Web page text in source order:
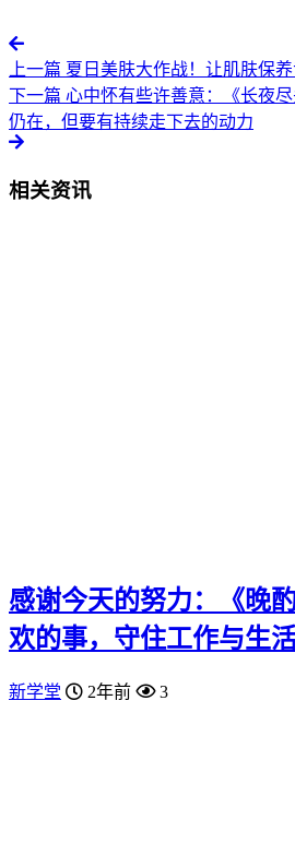
上一篇 夏日美肤大作战！让肌肤保
下一篇 心中怀有些许善意：《长夜
仍在，但要有持续走下去的动力
相关资讯
感谢今天的努力：《晚
欢的事，守住工作与生
新学堂 2年前 3